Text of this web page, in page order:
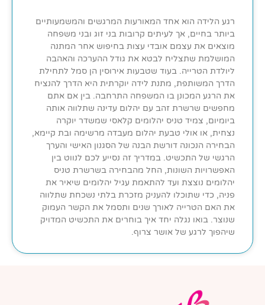
רגע הלידה הוא אחד המאורעות המרגשים והמשמעותיים
ביותר בחיים, אך לעיתים קרובות בני זוג ובני משפחה
מוצאים את עצמם אובדי עצות בחיפוש אחר המתנה
המושלמת שתצליח לבטא את גודל ההערכה והאהבה
ליולדת הטרייה. בעוד שטבעות אירוסין הן סמל לתחילת
הדרך המשותפת, מתנת לידה יוקרתית היא הדרך להנציח
את הרגע המכונן בו המשפחה התרחבה. בין אם אתם
מחפשים שרשרת זהב עם יהלום עדינה שתלווה אותה
ביומיום, צמיד טניס יהלומים קלאסי שמשדר יוקרה
נצחית, או אולי טבעת יהלום מעבדה מרשימה ובת קיימא,
הבחירה הנכונה דורשת הבנה של הסגנון האישי והערך
הרגשי של התכשיט. במדריך זה נסייע לכם לנווט בין
האפשרויות השונות, החל מהבחירה בשרשרת טניס
יהלומים נוצצת ועד להתאמת עגיל יהלומים שיאיר את
פניה, כדי שתוכלו להעניק מזכרת בלתי נשכחת שתלווה
את האם הטרייה לאורך שנים ותסמל את הקשר העמוק
שנוצר. בואו נגלה יחד איך בוחרים את התכשיט המדויק
שיהפוך לרגע של אושר צרוף.